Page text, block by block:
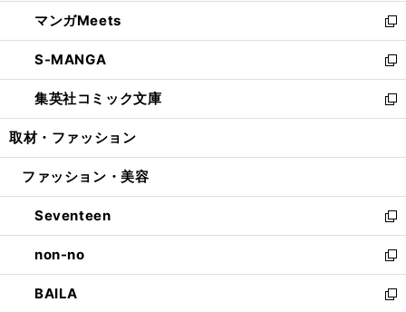
く
で
開
く
ド
ウ
で
開
く
ウ
ィ
ン
ド
ウ
で
開
し
い
ウ
ィ
ン
ド
ウ
開
マンガMeets
新
し
い
ウ
ィ
ン
ウ
開
く
S-MANGA
新
し
い
ウ
ン
ウ
で
開
く
集英社コミック文庫
新
し
ウ
ン
ド
ウ
で
開
く
取材・ファッション
ファッション・美容
Seventeen
新
し
い
ウ
ィ
non-no
新
し
い
BAILA
新